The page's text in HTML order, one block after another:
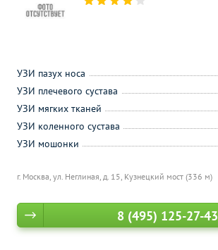
г. Москва, ул. Неглиная, д. 15, Кузнецкий мост (336 м)
УЗИ пазух носа
УЗИ плечевого сустава
УЗИ мягких тканей
УЗИ коленного сустава
УЗИ мошонки
8 (495) 125-27-43